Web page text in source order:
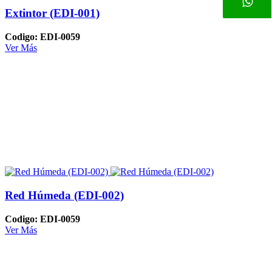
Extintor (EDI-001)
Codigo: EDI-0059
Ver Más
Red Húmeda (EDI-002)
Codigo: EDI-0059
Ver Más